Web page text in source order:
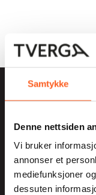
Samtykke
Denne nettsiden
Vi bruker
annonser et
mediefunksjoner
dessuten
Postboks
Facebook
Instagram